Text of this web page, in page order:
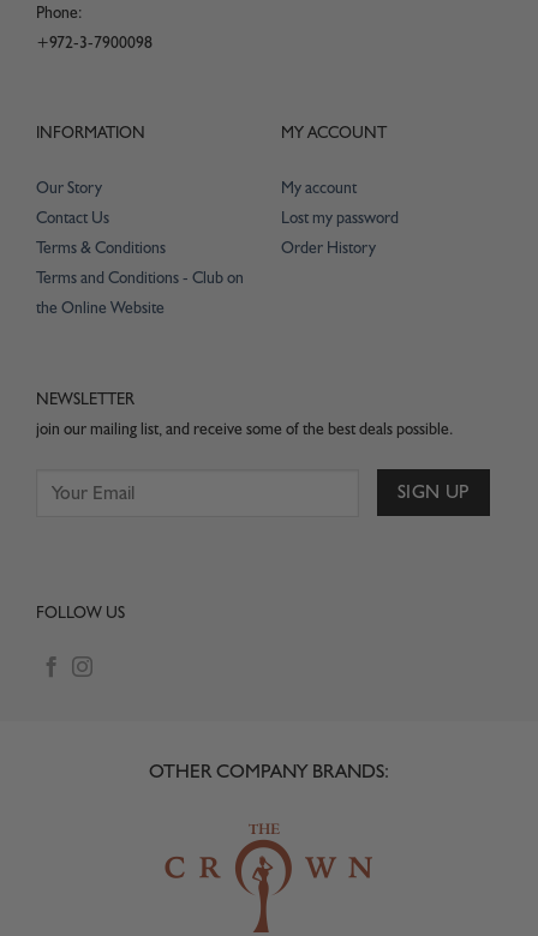
Phone:
+972-3-7900098
INFORMATION
Our Story
Contact Us
Terms & Conditions
Terms and Conditions - Club on
the Online Website
MY ACCOUNT
My account
Lost my password
Order History
NEWSLETTER
join our mailing list, and receive some of the best deals possible.
FOLLOW US
OTHER COMPANY BRANDS: